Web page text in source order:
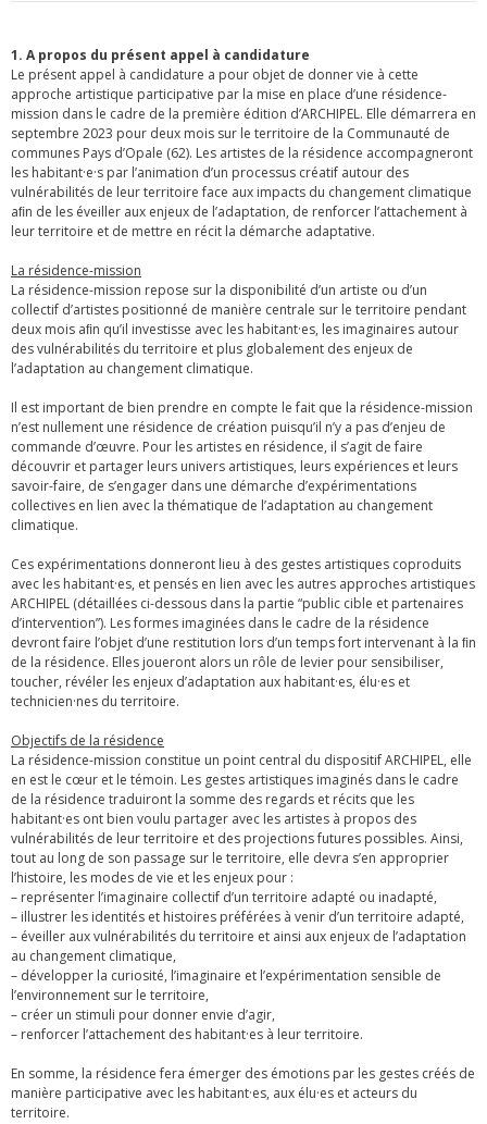
1. A propos du présent appel à candidature
Le présent appel à candidature a pour objet de donner vie à cette
approche artistique participative par la mise en place d’une résidence-
mission dans le cadre de la première édition d’ARCHIPEL. Elle démarrera en
septembre 2023 pour deux mois sur le territoire de la Communauté de
communes Pays d’Opale (62). Les artistes de la résidence accompagneront
les habitant·e·s par l’animation d’un processus créatif autour des
vulnérabilités de leur territoire face aux impacts du changement climatique
aﬁn de les éveiller aux enjeux de l’adaptation, de renforcer l’attachement à
leur territoire et de mettre en récit la démarche adaptative.
La résidence-mission
La résidence-mission repose sur la disponibilité d’un artiste ou d’un
collectif d’artistes positionné de manière centrale sur le territoire pendant
deux mois aﬁn qu’il investisse avec les habitant·es, les imaginaires autour
des vulnérabilités du territoire et plus globalement des enjeux de
l’adaptation au changement climatique.
Il est important de bien prendre en compte le fait que la résidence-mission
n’est nullement une résidence de création puisqu’il n’y a pas d’enjeu de
commande d’œuvre. Pour les artistes en résidence, il s’agit de faire
découvrir et partager leurs univers artistiques, leurs expériences et leurs
savoir-faire, de s’engager dans une démarche d’expérimentations
collectives en lien avec la thématique de l’adaptation au changement
climatique.
Ces expérimentations donneront lieu à des gestes artistiques coproduits
avec les habitant·es, et pensés en lien avec les autres approches artistiques
ARCHIPEL (détaillées ci-dessous dans la partie “public cible et partenaires
d’intervention”). Les formes imaginées dans le cadre de la résidence
devront faire l’objet d’une restitution lors d’un temps fort intervenant à la ﬁn
de la résidence. Elles joueront alors un rôle de levier pour sensibiliser,
toucher, révéler les enjeux d’adaptation aux habitant·es, élu·es et
technicien·nes du territoire.
Objectifs de la résidence
La résidence-mission constitue un point central du dispositif ARCHIPEL, elle
en est le cœur et le témoin. Les gestes artistiques imaginés dans le cadre
de la résidence traduiront la somme des regards et récits que les
habitant·es ont bien voulu partager avec les artistes à propos des
vulnérabilités de leur territoire et des projections futures possibles. Ainsi,
tout au long de son passage sur le territoire, elle devra s’en approprier
l’histoire, les modes de vie et les enjeux pour :
– représenter l’imaginaire collectif d’un territoire adapté ou inadapté,
– illustrer les identités et histoires préférées à venir d’un territoire adapté,
– éveiller aux vulnérabilités du territoire et ainsi aux enjeux de l’adaptation
au changement climatique,
– développer la curiosité, l’imaginaire et l’expérimentation sensible de
l’environnement sur le territoire,
– créer un stimuli pour donner envie d’agir,
– renforcer l’attachement des habitant·es à leur territoire.
En somme, la résidence fera émerger des émotions par les gestes créés de
manière participative avec les habitant·es, aux élu·es et acteurs du
territoire.